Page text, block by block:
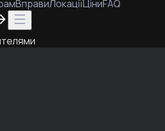
ВправиЛокаціїЦіниFAQ